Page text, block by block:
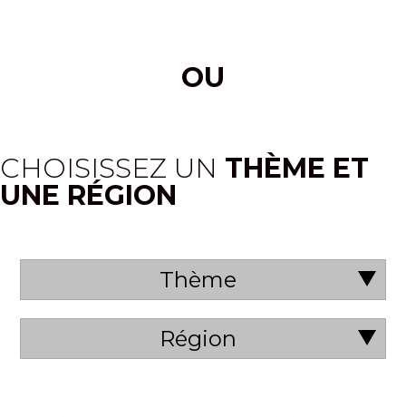
OU
CHOISISSEZ UN THÈME ET
UNE RÉGION
Thème
Région